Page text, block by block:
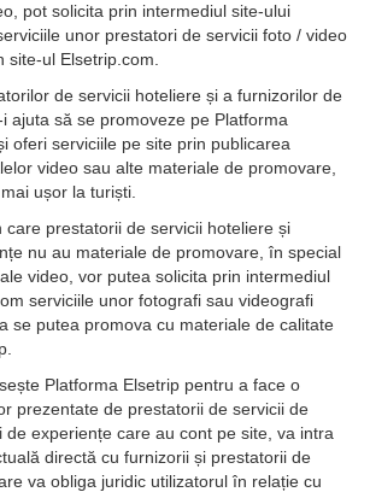
pot solicita prin intermediul site-ului
unor prestatori de servicii foto / video
site-ul Elsetrip.com.
de servicii hoteliere și a furnizorilor de
ajuta să se promoveze pe Platforma
oferi serviciile pe site prin publicarea
video sau alte materiale de promovare,
ușor la turiști.
care prestatorii de servicii hoteliere și
nu au materiale de promovare, în special
video, vor putea solicita prin intermediul
serviciile unor fotografi sau videografi
se putea promova cu materiale de calitate
Platforma Elsetrip pentru a face o
prezentate de prestatorii de servicii de
de experiențe care au cont pe site, va intra
directă cu furnizorii și prestatorii de
va obliga juridic utilizatorul în relație cu